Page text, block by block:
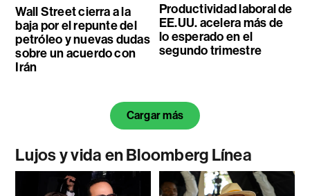
Wall Street cierra a la
baja por el repunte del
petróleo y nuevas dudas
sobre un acuerdo con
Irán
Productividad laboral de
EE.UU. acelera más de
lo esperado en el
segundo trimestre
Cargar más
Lujos y vida en Bloomberg Línea